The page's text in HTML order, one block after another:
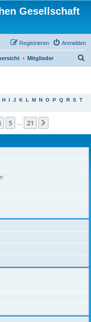
Gesellschaft
Anmelden
Registrieren
Mitglieder
H I J K L M N O P Q R S T
5 21